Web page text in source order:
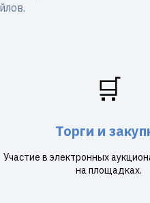
🛒
Торги и
Участие в электронных
на площадках.